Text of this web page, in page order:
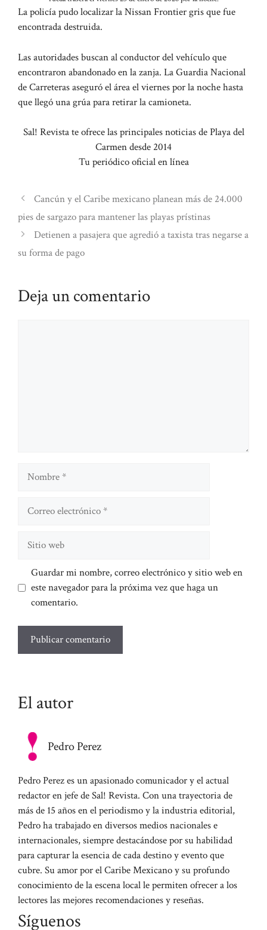
La policía pudo localizar la Nissan Frontier gris que fue
encontrada destruida.
Las autoridades buscan al conductor del vehículo que
encontraron abandonado en la zanja. La Guardia Nacional
de Carreteras aseguró el área el viernes por la noche hasta
que llegó una grúa para retirar la camioneta.
Sal! Revista te ofrece las principales noticias de Playa del
Carmen desde 2014
Tu periódico oficial en línea
Cancún y el Caribe mexicano planean más de 24.000
pies de sargazo para mantener las playas prístinas
Detienen a pasajera que agredió a taxista tras negarse a
su forma de pago
Deja un comentario
Nombre
Guardar mi nombre, correo electrónico y sitio web en
este navegador para la próxima vez que haga un
comentario.
El autor
Pedro Perez
Pedro Perez es un apasionado comunicador y el actual
redactor en jefe de Sal! Revista. Con una trayectoria de
más de 15 años en el periodismo y la industria editorial,
Pedro ha trabajado en diversos medios nacionales e
internacionales, siempre destacándose por su habilidad
para capturar la esencia de cada destino y evento que
cubre. Su amor por el Caribe Mexicano y su profundo
conocimiento de la escena local le permiten ofrecer a los
lectores las mejores recomendaciones y reseñas.
Síguenos